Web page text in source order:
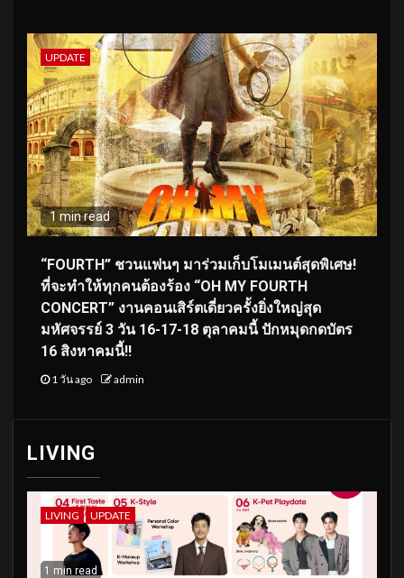
UPDATE
1 min read
“FOURTH” ชวนแฟนๆ มาร่วมเก็บโมเมนต์สุดพิเศษ!
ที่จะทำให้ทุกคนต้องร้อง “OH MY FOURTH
CONCERT” งานคอนเสิร์ตเดี่ยวครั้งยิ่งใหญ่สุด
มหัศจรรย์ 3 วัน 16-17-18 ตุลาคมนี้ ปักหมุดกดบัตร
16 สิงหาคมนี้!!
1 วัน ago admin
LIVING
LIVING UPDATE
1 min read